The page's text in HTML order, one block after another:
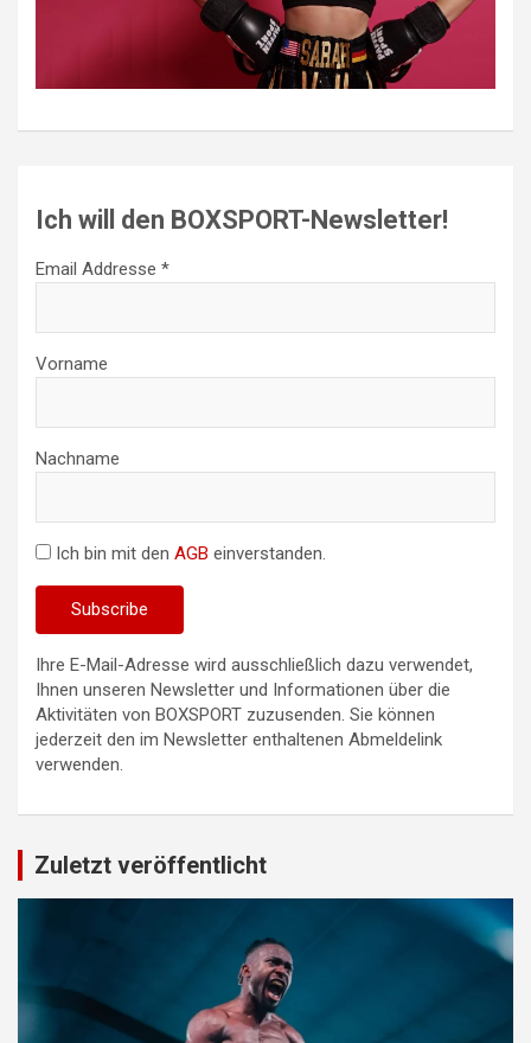
Ich will den BOXSPORT-Newsletter!
Email Addresse *
Vorname
Nachname
Ich bin mit den AGB einverstanden.
Ihre E-Mail-Adresse wird ausschließlich dazu verwendet,
Ihnen unseren Newsletter und Informationen über die
Aktivitäten von BOXSPORT zuzusenden. Sie können
jederzeit den im Newsletter enthaltenen Abmeldelink
verwenden.
Zuletzt veröffentlicht